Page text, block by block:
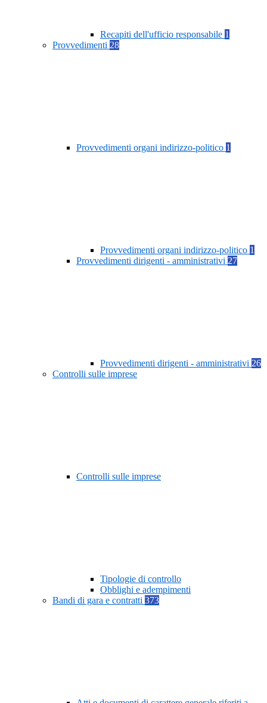
Recapiti dell'ufficio responsabile 1
Provvedimenti 28
Provvedimenti organi indirizzo-politico 1
Provvedimenti organi indirizzo-politico 1
Provvedimenti dirigenti - amministrativi 27
Provvedimenti dirigenti - amministrativi 26
Controlli sulle imprese
Controlli sulle imprese
Tipologie di controllo
Obblighi e adempimenti
Bandi di gara e contratti 373